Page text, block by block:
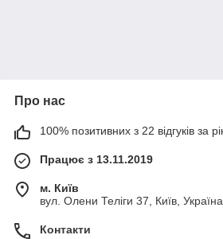
Про нас
100% позитивних з 22 відгуків за
Працює з 13.11.2019
м. Київ
вул. Олени Теліги 37, Київ, Україна
Контакти